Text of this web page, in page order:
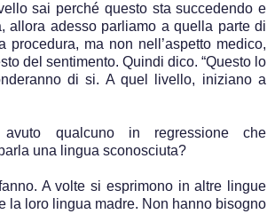
sai perché questo sta succedendo e
allora adesso parliamo a quella parte di
procedura, ma non nell’aspetto medico,
del sentimento. Quindi dico. “Questo lo
di si. A quel livello, iniziano a
qualcuno in regressione che
una lingua sconosciuta?
A volte si esprimono in altre lingue
la loro lingua madre. Non hanno bisogno